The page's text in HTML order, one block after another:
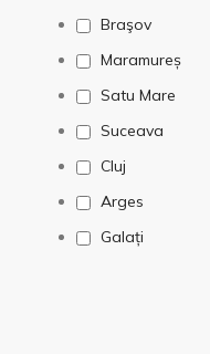
Braşov
Maramureș
Satu Mare
Suceava
Cluj
Arges
Galați